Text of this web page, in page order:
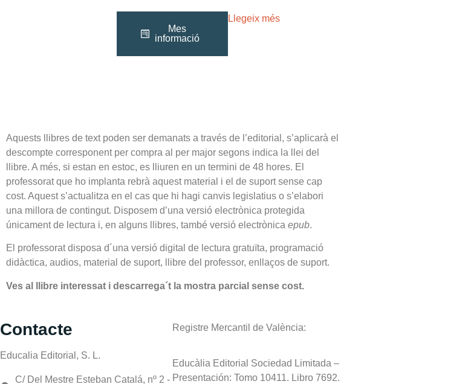
Mes
informació
Llegeix més
Aquests llibres de text poden ser demanats a través de l’editorial, s’aplicarà el
descompte corresponent per compra al per major segons indica la llei del
llibre. A més, si estan en estoc, es lliuren en un termini de 48 hores. El
professorat que ho implanta rebrà aquest material i el de suport sense cap
cost. Aquest s’actualitza en el cas que hi hagi canvis legislatius o s’elabori
una millora de contingut. Disposem d’una versió electrònica protegida
únicament de lectura i, en alguns llibres, també versió electrònica epub.
El professorat disposa d´una versió digital de lectura gratuïta, programació
didàctica, audios, material de suport, llibre del professor, enllaços de suport.
Ves al llibre interessat i descarrega´t la mostra parcial sense cost.
Contacte
Educalia Editorial, S. L.
C/ Del Mestre Esteban Catalá, nº 2 -
Registre Mercantil de València:
Educàlia Editorial Sociedad Limitada –
Presentación: Tomo 10411. Libro 7692.